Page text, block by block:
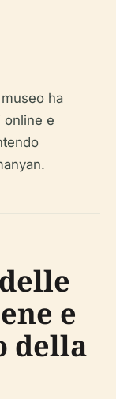
ha
online e
e
della